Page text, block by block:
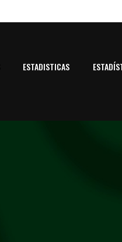
ESTADISTICAS